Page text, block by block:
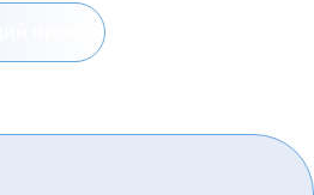
проект